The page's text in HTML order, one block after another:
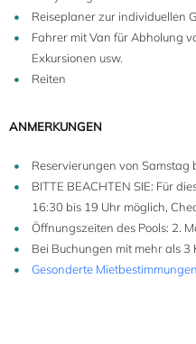
Reiseplaner zur individuellen
Fahrer mit Van für Abholung
Exkursionen usw.
Reiten
ANMERKUNGEN
Reservierungen von Samstag
BITTE BEACHTEN SIE: Für
16:30 bis 19 Uhr möglich,
Öffnungszeiten des Pools: 2.
Bei Buchungen mit mehr als
Gesonderte Mietbestimmungen